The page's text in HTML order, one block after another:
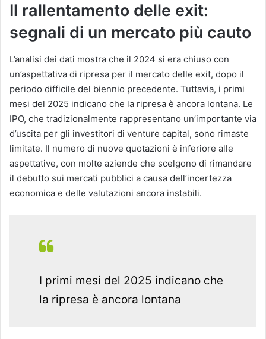
Il rallentamento delle exit:
segnali di un mercato più cauto
L’analisi dei dati mostra che il 2024 si era chiuso con
un’aspettativa di ripresa per il mercato delle exit, dopo il
periodo difficile del biennio precedente. Tuttavia, i primi
mesi del 2025 indicano che la ripresa è ancora lontana. Le
IPO, che tradizionalmente rappresentano un’importante via
d’uscita per gli investitori di venture capital, sono rimaste
limitate. Il numero di nuove quotazioni è inferiore alle
aspettative, con molte aziende che scelgono di rimandare
il debutto sui mercati pubblici a causa dell’incertezza
economica e delle valutazioni ancora instabili.
I primi mesi del 2025 indicano che
la ripresa è ancora lontana